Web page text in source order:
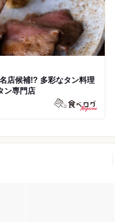
店候補!? 多彩なタン料理
ン専門店